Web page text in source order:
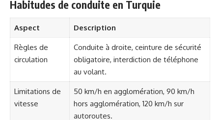
Habitudes de conduite en Turquie
Aspect Description
Règles de
circulation
Conduite à droite, ceinture de sécurité
obligatoire, interdiction de téléphone
au volant.
Limitations de
vitesse
50 km/h en agglomération, 90 km/h
hors agglomération, 120 km/h sur
autoroutes.